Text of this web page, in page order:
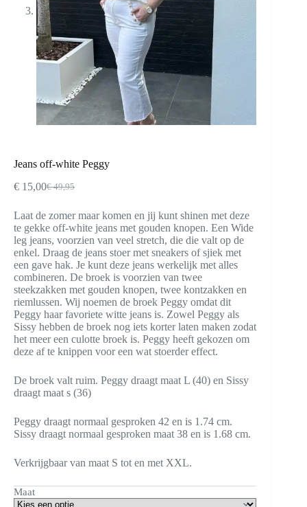
Jeans off-white Peggy
€49,95
Oorspronkelijke
was:
€ 49,95.
€ 15,00Huidige
is:
€ 15,00.
Laat de zomer maar komen en jij kunt shinen met deze
te gekke off-white jeans met gouden knopen. Een Wide
leg jeans, voorzien van veel stretch, die die valt op de
enkel. Draag de jeans stoer met sneakers of sjiek met
een gave hak. Je kunt deze jeans werkelijk met alles
combineren. De broek is voorzien van twee
steekzakken met gouden knopen, twee kontzakken en
riemlussen. Wij noemen de broek Peggy omdat dit
Peggy haar favoriete witte jeans is. Zowel Peggy als
Sissy hebben de broek nog iets korter laten maken zodat
het meer een culotte broek is. Peggy heeft gekozen om
deze af te knippen voor een wat stoerder effect.
De broek valt ruim. Peggy draagt maat L (40) en Sissy
draagt maat s (36)
Peggy draagt normaal gesproken 42 en is 1.74 cm.
Sissy draagt normaal gesproken maat 38 en is 1.68 cm.
Verkrijgbaar van maat S tot en met XXL.
Maat